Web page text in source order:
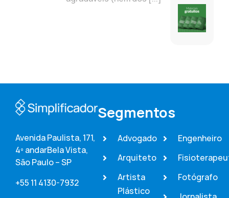
Avenida Paulista, 171,
4º andarBela Vista,
São Paulo – SP
+55 11 4130-7932
Segmentos
Advogado
Arquiteto
Artista
Plástico
Engenheiro
Fotógrafo